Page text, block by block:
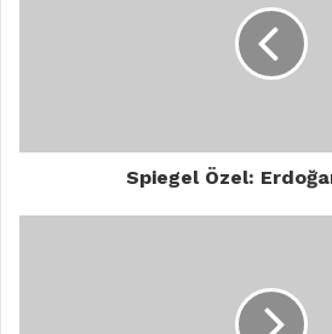
Spiegel Özel: